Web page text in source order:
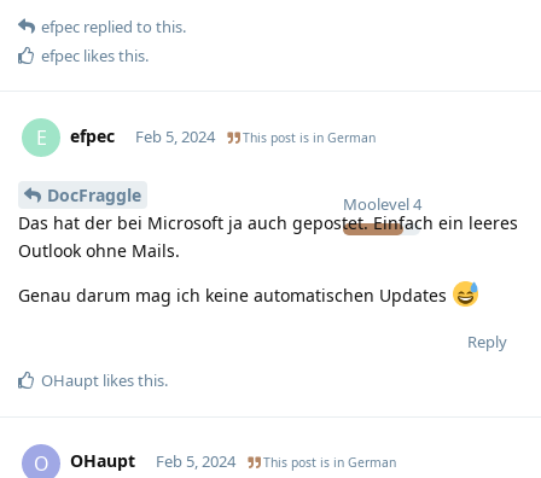
efpec replied to this.
efpec likes this.
E efpec
Moolevel4
Feb 5, 2024 This post is in German
DocFraggle
Das hat der bei Microsoft ja auch gepostet. Einfach ein leeres
Outlook ohne Mails.
Genau darum mag ich keine automatischen Updates
Reply
OHaupt likes this.
O OHaupt Feb 5, 2024 This post is in German